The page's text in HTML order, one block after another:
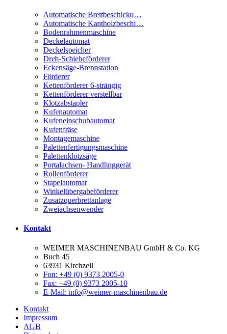
Automatische Brettbeschicku…
Automatische Kantholzbeschi…
Bodenrahmenmaschine
Deckelautomat
Deckelspeicher
Dreh-Schiebeförderer
Eckensäge-Brennstation
Förderer
Kettenförderer 6-strängig
Kettenförderer verstellbar
Klotzabstapler
Kufenautomat
Kufeneinschubautomat
Kufenfräse
Montagemaschine
Palettenfertigungsmaschine
Palettenklotzsäge
Portalachsen- Handlinggerät
Rollenförderer
Stapelautomat
Winkelübergabeförderer
Zusatzquerbrettanlage
Zweiachsenwender
Kontakt
WEIMER MASCHINENBAU GmbH & Co. KG
Buch 45
63931 Kirchzell
Fon: +49 (0) 9373 2005-0
Fax: +49 (0) 9373 2005-10
E-Mail: info@weimer-maschinenbau.de
Kontakt
Impressum
AGB